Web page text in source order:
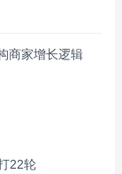
商家增长逻辑
22轮